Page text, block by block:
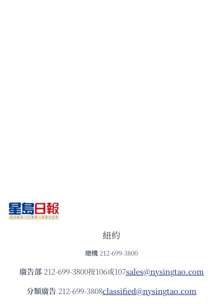
紐約
總機 212-699-3800
廣告部212-699-3800按106或107sales@nysingtao.com
分類廣告 212-699-3808classified@nysingtao.com